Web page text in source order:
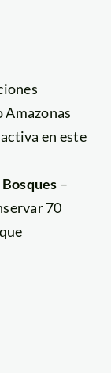
Amazonas
en este
–
70